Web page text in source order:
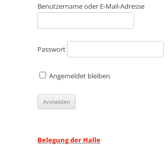
RADTOUR 2013 BILDER
WEIHNACHTEN 2013 BILDER
Benutzername oder E-Mail-Adresse
Passwort
Angemeldet bleiben
Belegung der Halle